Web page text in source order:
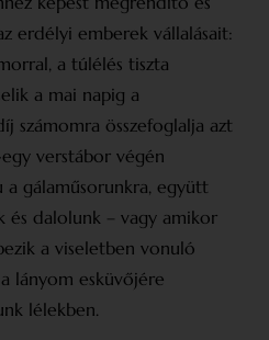
erdélyi emberek vállalásait:
a túlélés tiszta
a mai napig a
számomra összefoglalja azt
verstábor végén
a gálaműsorunkra, együtt
és dalolunk – vagy amikor
a viseletben vonuló
lányom esküvőjére
lélekben.